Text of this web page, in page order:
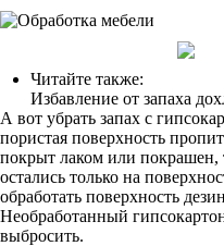
Читайте также:
Избавление от запаха
А вот убрать запах с
пористая поверхность
покрыт лаком или покрашен,
остались только на
обработать поверхность
Необработанный
выбросить.